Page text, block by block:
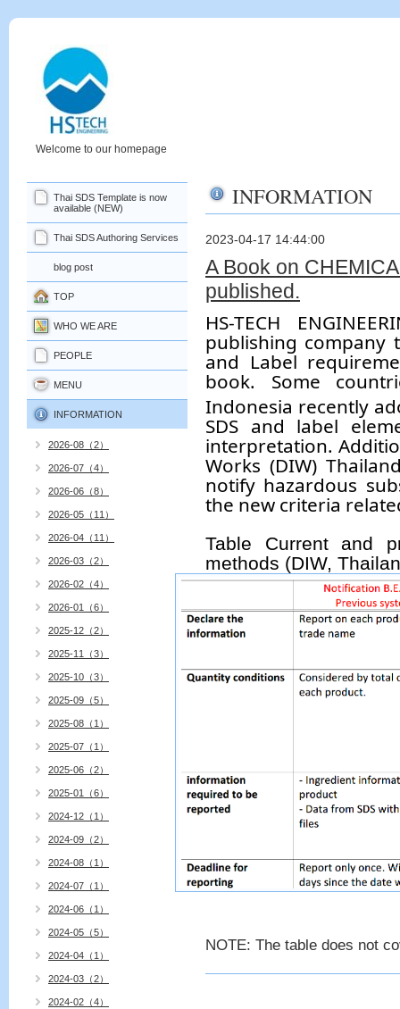
Welcome to our homepage
INFORMATION
2023-04-17 14:44:00
A Book on
published.
HS-TECH
publishing company
and Label
book. Some
Indonesia recently
SDS and label
interpretation.
Works (DIW)
notify hazardous
the new criteria
Table Current and
methods (DIW,
NOTE: The table does not
Thai SDS Template is now
available (NEW)
Thai SDS Authoring Services
blog post
TOP
WHO WE ARE
PEOPLE
MENU
INFORMATION
2026-08（2）
2026-07（4）
2026-06（8）
2026-05（11）
2026-04（11）
2026-03（2）
2026-02（4）
2026-01（6）
2025-12（2）
2025-11（3）
2025-10（3）
2025-09（5）
2025-08（1）
2025-07（1）
2025-06（2）
2025-01（6）
2024-12（1）
2024-09（2）
2024-08（1）
2024-07（1）
2024-06（1）
2024-05（5）
2024-04（1）
2024-03（2）
2024-02（4）